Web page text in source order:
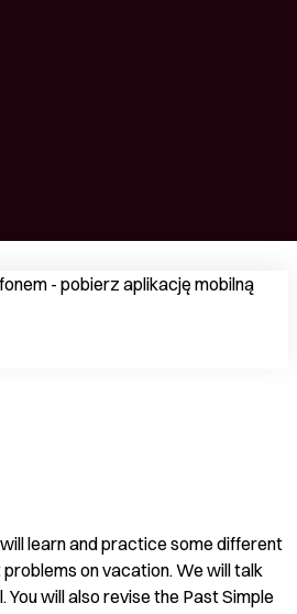
- pobierz aplikację mobilną
will learn and practice some different
on vacation. We will talk
You will also revise the Past Simple